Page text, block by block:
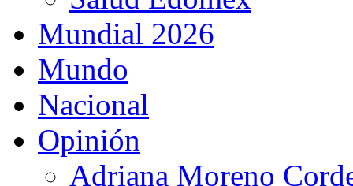
Mundial 2026
Mundo
Nacional
Opinión
Adriana Moreno